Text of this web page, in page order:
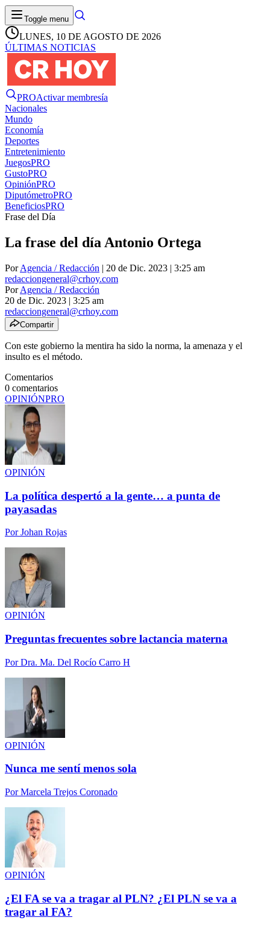
Toggle menu
LUNES, 10 DE AGOSTO DE 2026
ÚLTIMAS NOTICIAS
PROActivar membresía
Nacionales
Mundo
Economía
Deportes
Entretenimiento
JuegosPRO
GustoPRO
OpiniónPRO
DiputómetroPRO
BeneficiosPRO
Frase del Día
La frase del día Antonio Ortega
PorAgencia / Redacción | 20 de Dic. 2023 | 3:25 am
redacciongeneral@crhoy.com
PorAgencia / Redacción
20 de Dic. 2023 | 3:25 am
redacciongeneral@crhoy.com
Compartir
Con este gobierno la mentira ha sido la norma, la amenaza y el
insulto es el método.
Comentarios
0 comentarios
OPINIÓNPRO
OPINIÓN
La política despertó a la gente… a punta de
payasadas
PorJohan Rojas
OPINIÓN
Preguntas frecuentes sobre lactancia materna
PorDra. Ma. Del Rocío Carro H
OPINIÓN
Nunca me sentí menos sola
PorMarcela Trejos Coronado
OPINIÓN
¿El FA se va a tragar al PLN? ¿El PLN se va a
tragar al FA?